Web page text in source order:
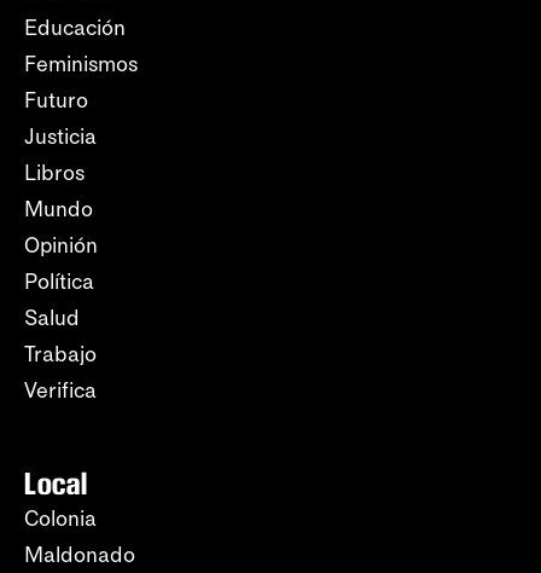
Educación
Feminismos
Futuro
Justicia
Libros
Mundo
Opinión
Política
Salud
Trabajo
Verifica
Local
Colonia
Maldonado